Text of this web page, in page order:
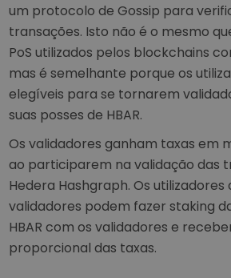
um protocolo de Gossip para
transações. Isto não é o mesmo
PoS utilizados pelos blockchains
mas é semelhante porque os
elegíveis para se tornarem
suas posses de HBAR.
Os validadores ganham taxas em
ao participarem na validação das
Hedera Hashgraph. Os utilizadores
validadores podem fazer staking
HBAR com os validadores e
proporcional das taxas.